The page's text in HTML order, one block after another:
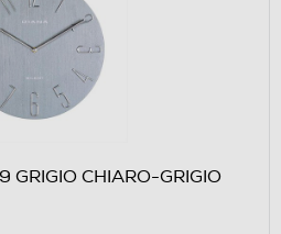
GRIGIO CHIARO-GRIGIO